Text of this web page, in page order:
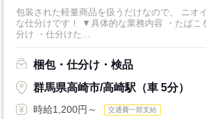
包装された軽量商品を扱うだけなので、 ニオ
な仕分けです！ ▼具体的な業務内容 ・たばこを指定の店舗ごとに仕
分け ・仕分けた...
梱包・仕分け・検品
群馬県高崎市/高崎駅（車 5分）
時給1,200円～ 交通費一部支給